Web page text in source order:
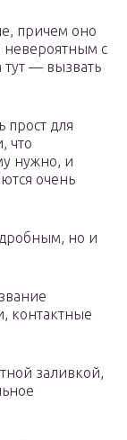
причем оно
невероятным с
тут — вызвать
прост для
что
нужно, и
очень
но и
контактные
заливкой,